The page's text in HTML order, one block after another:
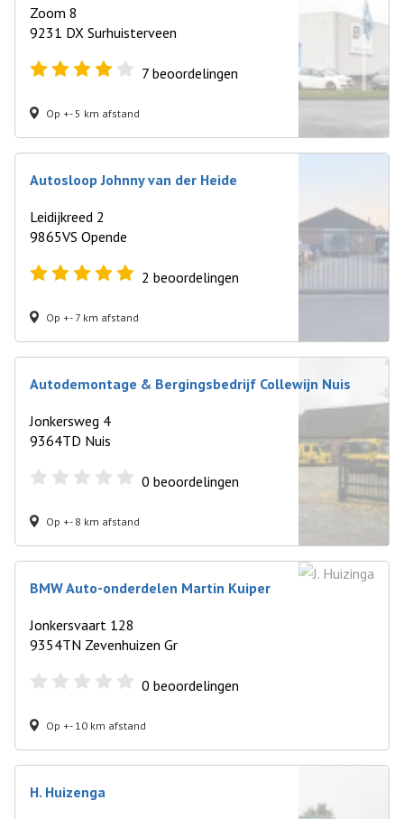
Zoom 8
9231 DX Surhuisterveen
7 beoordelingen
Op +- 5 km afstand
Autosloop Johnny van der Heide
Leidijkreed 2
9865VS Opende
2 beoordelingen
Op +- 7 km afstand
Autodemontage & Bergingsbedrijf Collewijn Nuis
Jonkersweg 4
9364TD Nuis
0 beoordelingen
Op +- 8 km afstand
BMW Auto-onderdelen Martin Kuiper
Jonkersvaart 128
9354TN Zevenhuizen Gr
0 beoordelingen
Op +- 10 km afstand
H. Huizenga